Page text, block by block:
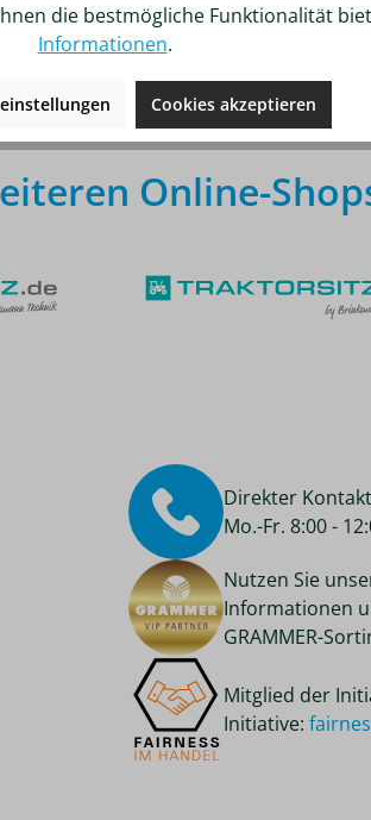
Online-
Direkter
Mo.-Fr. 8:00 -
Nutzen Sie
Informationen
GRAMMER-
Mitglied der
Initiative:
die bestmögliche Funktionalität
Informationen.
Cookies akzeptieren